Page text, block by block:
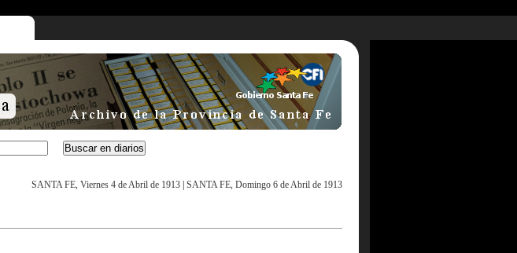
SANTA FE, Viernes 4 de Abril de 1913 SANTA FE, Domingo 6 de Abril de 1913